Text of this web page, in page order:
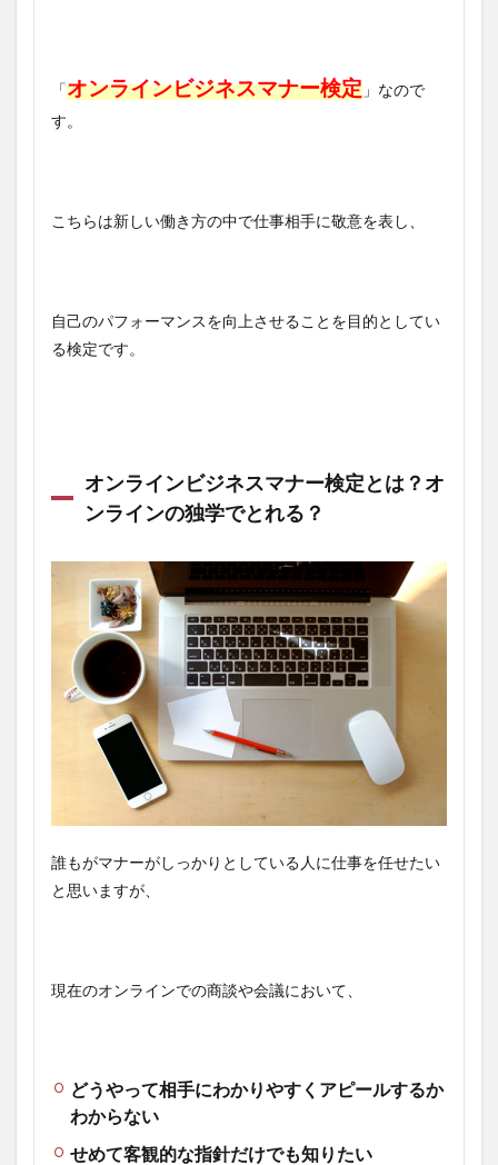
「オンラインビジネスマナー検定 」なので
す。
こちらは新しい働き方の中で仕事相手に敬意を表し、
自己のパフォーマンスを向上させることを目的としてい
る検定です。
オンラインビジネスマナー検定とは？オ
ンラインの独学でとれる？
誰もがマナーがしっかりとしている人に仕事を任せたい
と思いますが、
現在のオンラインでの商談や会議において、
どうやって相手にわかりやすくアピールするか
わからない
せめて客観的な指針だけでも知りたい